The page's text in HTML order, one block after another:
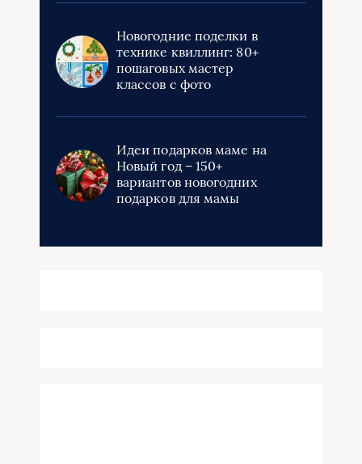
Новогодние поделки в
технике квиллинг: 80+
пошаговых мастер
классов с фото
Идеи подарков маме на
Новый год – 150+
вариантов новогодних
подарков для мамы